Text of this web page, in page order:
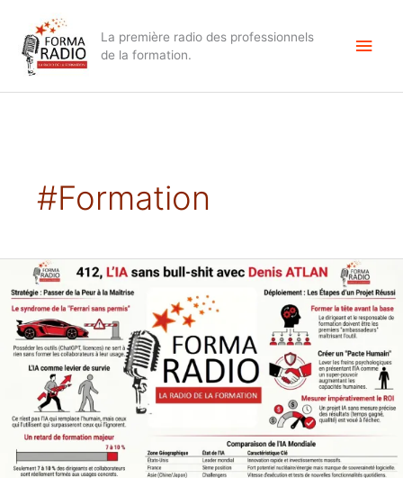
contenu
La première radio des professionnels
de la formation.
#formation
L’IA
sans
bullshit,
Denis